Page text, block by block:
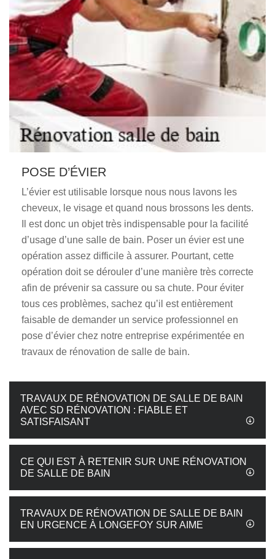
POSE D’ÉVIER
L’évier est utilisable lorsque nous nous lavons les
cheveux, le visage et quand nous brossons les dents.
Il est donc un objet très indispensable pour la facilité
d’usage d’une salle de bain. Poser un évier est une
opération assez difficile à assurer. Pourtant, cette
opération doit se dérouler d’une manière très correcte
afin de prévenir sa cassure ou sa chute. Pour éviter
tous ces problèmes, sachez qu’il est entièrement
faisable de demander un service professionnel en
pose d’évier chez notre entreprise expérimentée en
travaux de rénovation de salle de bain.
TRAVAUX DE RÉNOVATION DE SALLE DE BAIN
AVEC SD RÉNOVATION : FIABLE ET
SATISFAISANT
CE QUI EST À RETENIR SUR UNE RÉNOVATION
DE SALLE DE BAIN
TRAVAUX DE RÉNOVATION DE SALLE DE BAIN
EN URGENCE À LONGEFOY SUR AIME